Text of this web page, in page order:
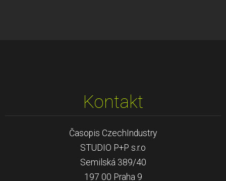
Kontakt
Časopis CzechIndustry
STUDIO P+P s.r.o
Semilská 389/40
197 00 Praha 9